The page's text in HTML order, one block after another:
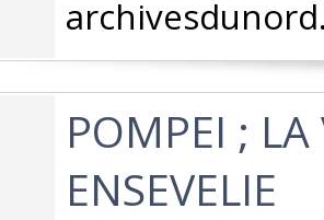
‎POMPEI ; LA
ENSEVELIE ‎